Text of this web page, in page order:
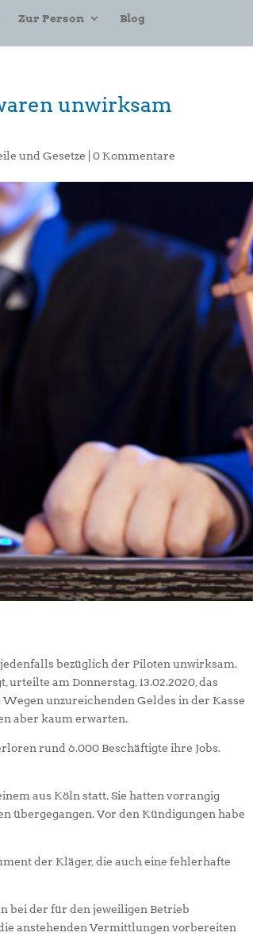
Zur Person Blog
unwirksam
und Gesetze |0 Kommentare
bezüglich der Piloten unwirksam.
am Donnerstag, 13.02.2020, das
unzureichenden Geldes in der Kasse
aber kaum erwarten.
rund 6.000 Beschäftigte ihre Jobs.
aus Köln statt. Sie hatten vorrangig
übergegangen. Vor den Kündigungen habe
der Kläger, die auch eine fehlerhafte
bei der für den jeweiligen Betrieb
anstehenden Vermittlungen vorbereiten